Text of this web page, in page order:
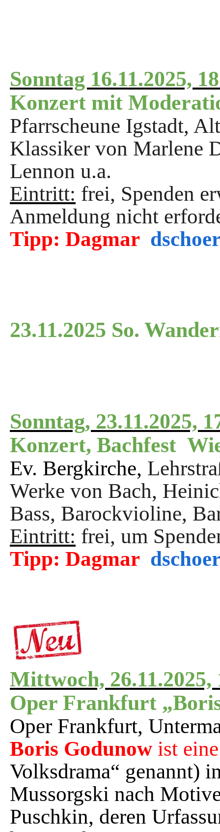
Sonntag 16.11.2025,
Konzert mit
Pfarrscheune Igstadt,
Klassiker von Marlene
Lennon u.a.
Eintritt: frei, Spenden
Anmeldung nicht
Tipp: Dagmar
23.11.2025 So.
Sonntag, 23.11.2025,
Konzert, Bachfest
Ev. Bergkirche,
Werke von Bach,
Bass, Barockvioline,
Eintritt: frei, um
Tipp: Dagmar
Mittwoch, 26.11.2025,
Oper Frankfurt
Oper Frankfurt,
Boris Godunow ist
Volksdrama“ genannt)
Mussorgski nach
Puschkin, deren